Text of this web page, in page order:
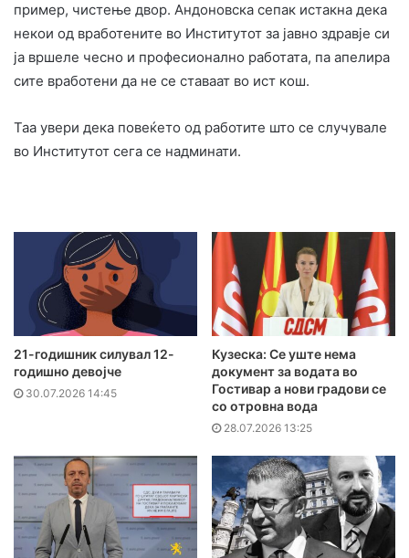
пример, чистење двор. Андоновска сепак истакна дека
некои од вработените во Институтот за јавно здравје си
ја вршеле чесно и професионално работата, па апелира
сите вработени да не се ставаат во ист кош.
Таа увери дека повеќето од работите што се случувале
во Институтот сега се надминати.
21-годишник силувал 12-
годишно девојче
30.07.2026 14:45
Кузеска: Се уште нема
документ за водата во
Гостивар а нови градови се
со отровна вода
28.07.2026 13:25